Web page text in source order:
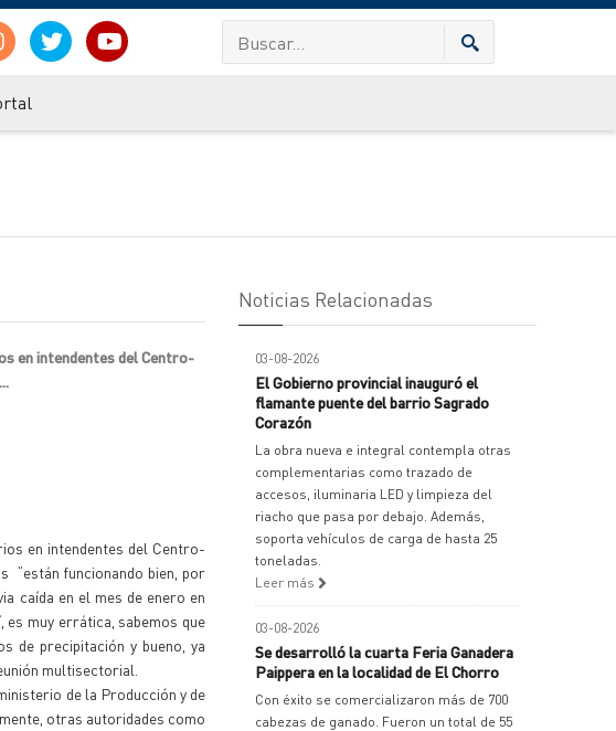
en intendentes del Centro-
en intendentes del Centro-
“están funcionando bien, por
caída en el mes de enero en
es muy errática, sabemos que
de precipitación y bueno, ya
multisectorial.
de la Producción y de
otras autoridades como
Noticias Relacionadas
03-08-2026
El Gobierno provincial inauguró el
flamante puente del barrio Sagrado
Corazón
La obra nueva e integral contempla otras
complementarias como trazado de
accesos, iluminaria LED y limpieza del
riacho que pasa por debajo. Además,
soporta vehículos de carga de hasta 25
toneladas.
Leer más
03-08-2026
Se desarrolló la cuarta Feria Ganadera
Paippera en la localidad de El Chorro
Con éxito se comercializaron más de 700
cabezas de ganado. Fueron un total de 55